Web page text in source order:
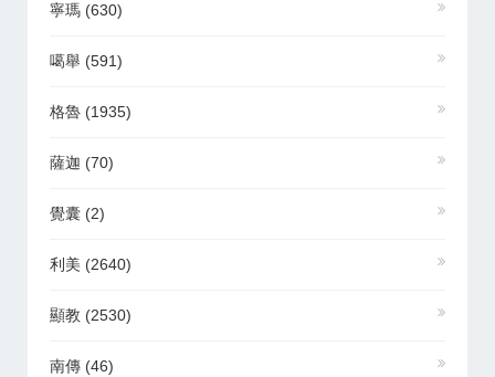
寧瑪 (630)
噶舉 (591)
格魯 (1935)
薩迦 (70)
覺囊 (2)
利美 (2640)
顯教 (2530)
南傳 (46)